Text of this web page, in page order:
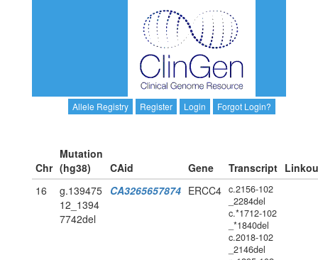
Allele Registry Register Login Forgot Login?
Chr
Mutation
(hg38)
CAid Gene Transcript
16
g.139475
12_1394
7742del
CA3265657874 ERCC4 c.2156-102
_2284del
c.*1712-102
_*1840del
c.2018-102
_2146del